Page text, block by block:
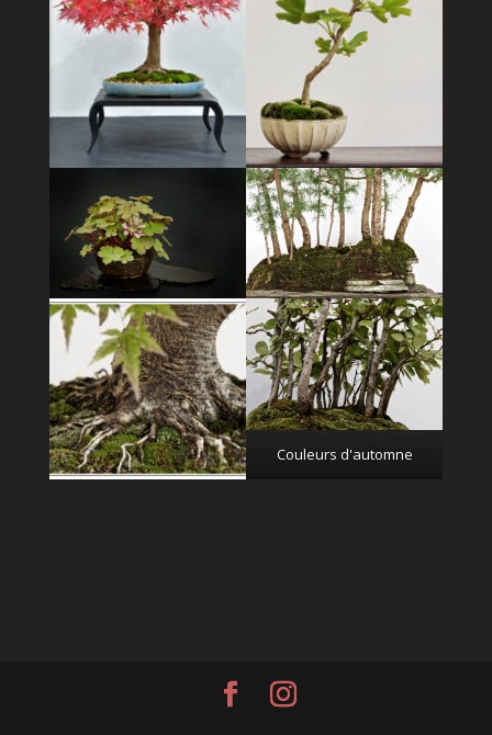
Couleurs d'automne